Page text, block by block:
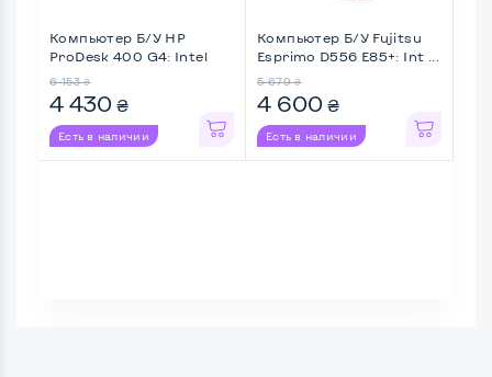
Компьютер Б/У HP
ProDesk 400 G4: Intel
6 153 ₴
4 430 ₴
Есть в наличии
Компьютер Б/У Fujitsu
Esprimo D556 E85+: Int ...
5 679 ₴
4 600 ₴
Есть в наличии